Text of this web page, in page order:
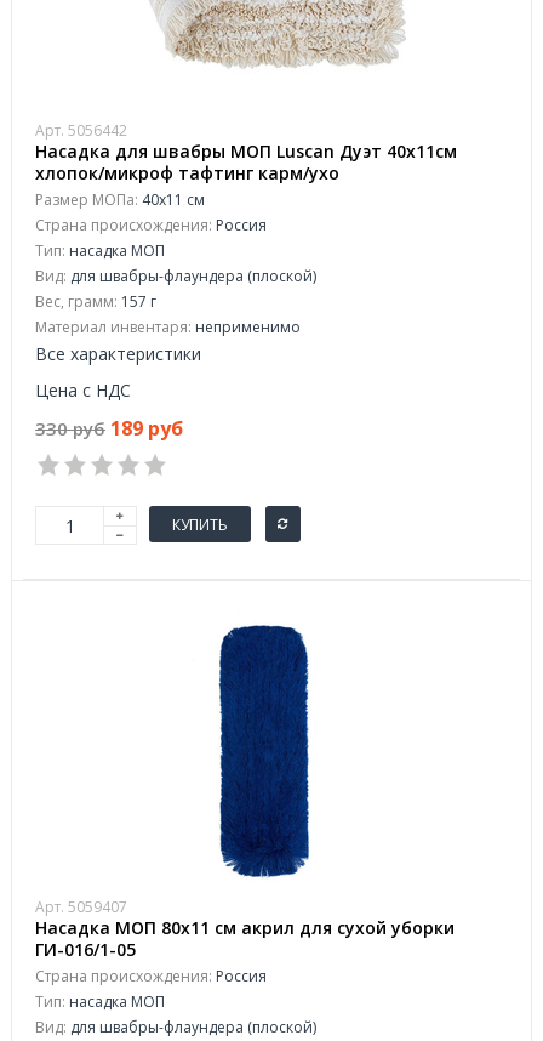
Арт. 5056442
Насадка для швабры МОП Luscan Дуэт 40x11см
хлопок/микроф тафтинг карм/ухо
Размер МОПа: 40x11 см
Страна происхождения: Россия
Тип: насадка МОП
Вид: для швабры-флаундера (плоской)
Вес, грамм: 157 г
Материал инвентаря: неприменимо
Все характеристики
Цена с НДС
330 руб 189 руб
КУПИТЬ
Арт. 5059407
Насадка МОП 80х11 см акрил для сухой уборки
ГИ-016/1-05
Страна происхождения: Россия
Тип: насадка МОП
Вид: для швабры-флаундера (плоской)